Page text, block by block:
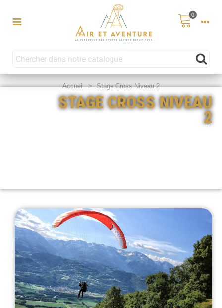
0
Accueil > Stage Cross Niveau 2
STAGE CROSS NIVEAU
2
(sur 1 week-end)